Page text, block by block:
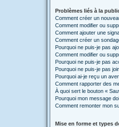
Problèmes liés à la
Comment créer un
Comment modifier ou
Comment ajouter une
Comment créer un
Pourquoi ne puis-je pas
Comment modifier ou
Pourquoi ne puis-je pas
Pourquoi ne puis-je pas
Pourquoi ai-je reçu un
Comment rapporter des
À quoi sert le bouton «
Pourquoi mon message
Comment remonter mon
Mise en forme et types